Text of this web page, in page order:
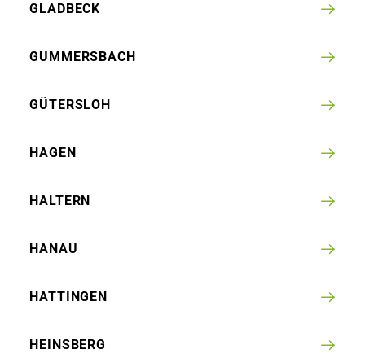
GLAD­BECK
GUMMERS­BACH
GÜTERSLOH
HAGEN
HALTERN
HANAU
HATTINGEN
HEINS­BERG